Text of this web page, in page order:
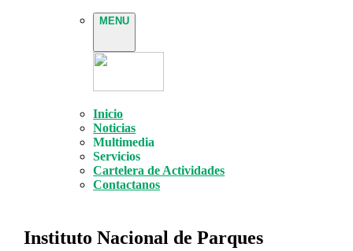
MENU
Inicio
Noticias
Multimedia
Servicios
Cartelera de Actividades
Contactanos
Instituto Nacional de Parques